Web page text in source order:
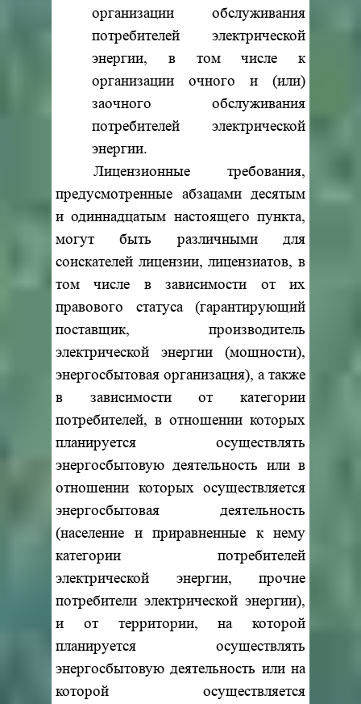
организации обслуживания
потребителей электрической
энергии, в том числе к
организации очного и (или)
заочного обслуживания
потребителей электрической
энергии.
Лицензионные требования,
предусмотренные абзацами десятым
и одиннадцатым настоящего пункта,
могут быть различными для
соискателей лицензии, лицензиатов, в
том числе в зависимости от их
правового статуса (гарантирующий
поставщик, производитель
электрической энергии (мощности),
энергосбытовая организация), а также
в зависимости от категории
потребителей, в отношении которых
планируется осуществлять
энергосбытовую деятельность или в
отношении которых осуществляется
энергосбытовая деятельность
(население и приравненные к нему
категории потребителей
электрической энергии, прочие
потребители электрической энергии),
и от территории, на которой
планируется осуществлять
энергосбытовую деятельность или на
которой осуществляется